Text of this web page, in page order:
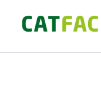
contenido